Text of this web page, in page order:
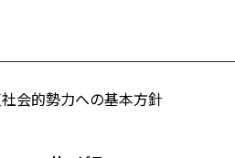
会的勢力への基本方針